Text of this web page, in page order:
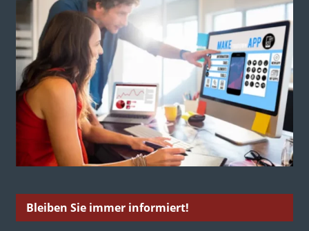
Bleiben Sie immer informiert!